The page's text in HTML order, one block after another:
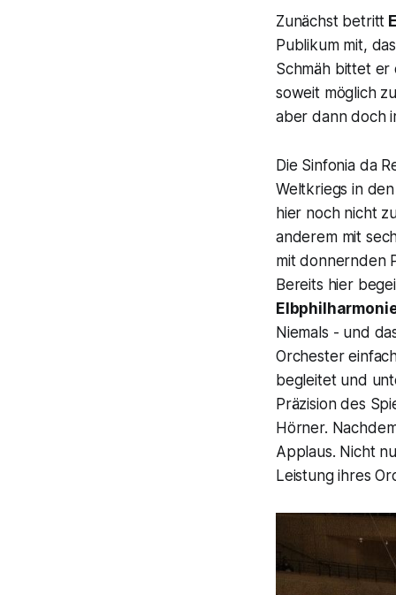
Zunächst betritt
Publikum mit,
Schmäh bittet er
soweit möglich
aber dann doch
Die Sinfonia da
Weltkriegs in
hier noch nicht
anderem mit
mit donnernden
Bereits hier
Niemals - und
Orchester
begleitet und
Präzision des
Hörner.
Applaus. Nicht
Leistung ihres